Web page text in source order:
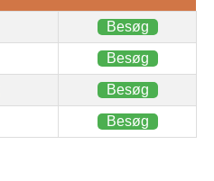
Besøg
Besøg
Besøg
Besøg